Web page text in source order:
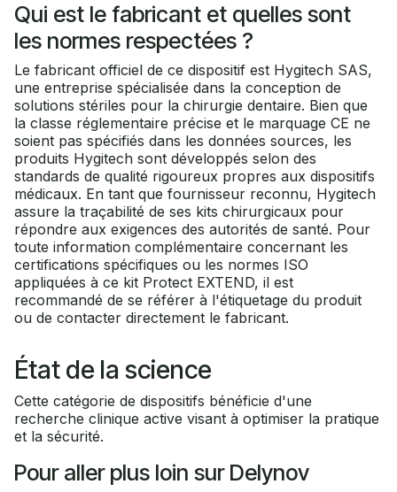
Qui est le fabricant et quelles sont
les normes respectées ?
Le fabricant officiel de ce dispositif est Hygitech SAS,
une entreprise spécialisée dans la conception de
solutions stériles pour la chirurgie dentaire. Bien que
la classe réglementaire précise et le marquage CE ne
soient pas spécifiés dans les données sources, les
produits Hygitech sont développés selon des
standards de qualité rigoureux propres aux dispositifs
médicaux. En tant que fournisseur reconnu, Hygitech
assure la traçabilité de ses kits chirurgicaux pour
répondre aux exigences des autorités de santé. Pour
toute information complémentaire concernant les
certifications spécifiques ou les normes ISO
appliquées à ce kit Protect EXTEND, il est
recommandé de se référer à l'étiquetage du produit
ou de contacter directement le fabricant.
État de la science
Cette catégorie de dispositifs bénéficie d'une
recherche clinique active visant à optimiser la pratique
et la sécurité.
Pour aller plus loin sur Delynov